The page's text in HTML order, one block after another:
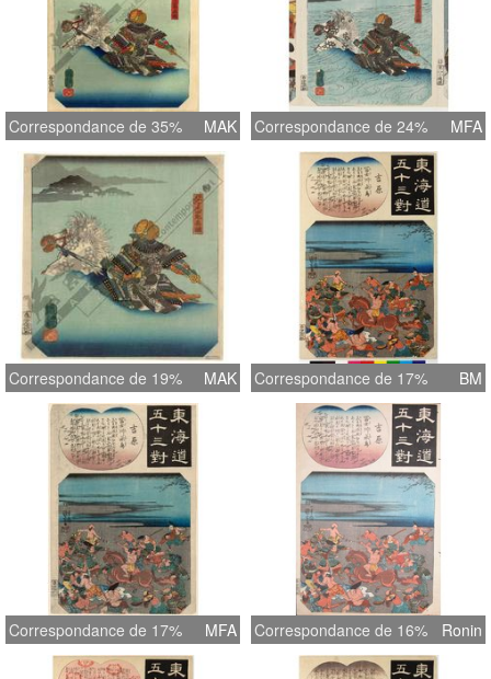
Correspondance de 35% MAK Correspondance de 24% MFA
Correspondance de 19% MAK Correspondance de 17% BM
Correspondance de 17% MFA Correspondance de 16% Ronin